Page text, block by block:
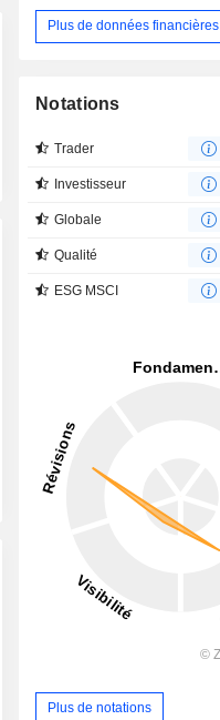
Plus de données financières
Notations
Trader
Investisseur
Globale
Qualité
ESG MSCI
Plus de notations